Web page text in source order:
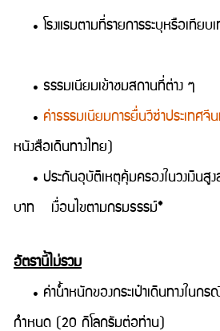
• โรงแรมตามที่รายการระบุหรือเทีย
• ธรรมเนียมเข้าชมสถานที่ต่าง ๆ
• ค่าธรรมเนียมการยื่นวีซ่าประเทศ
หนังสือเดินทางไทย)
• ประกันอุบัติเหตุคุ้มครองในวงเงินสู
บาท เงื่อนไขตามกรมธรรม์*
อัตรานี้ไม่รวม
• ค่าน้ำหนักของกระเป๋าเดินทางในก
กำหนด (20 กิโลกรัมต่อท่าน)